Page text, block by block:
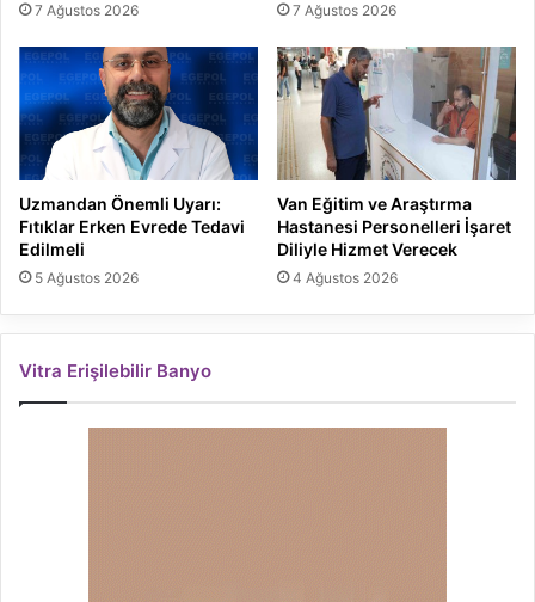
7 Ağustos 2026 7 Ağustos 2026
Uzmandan Önemli Uyarı:
Fıtıklar Erken Evrede Tedavi
Edilmeli
5 Ağustos 2026
Van Eğitim ve Araştırma
Hastanesi Personelleri İşaret
Diliyle Hizmet Verecek
4 Ağustos 2026
Vitra Erişilebilir Banyo